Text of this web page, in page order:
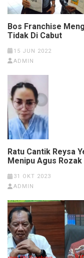
Bos Franchise
Tidak Di Cabut
15 JUN 2022
ADMIN
Ratu Cantik Reysa
Menipu Agus Rozak
31 OKT 2023
ADMIN